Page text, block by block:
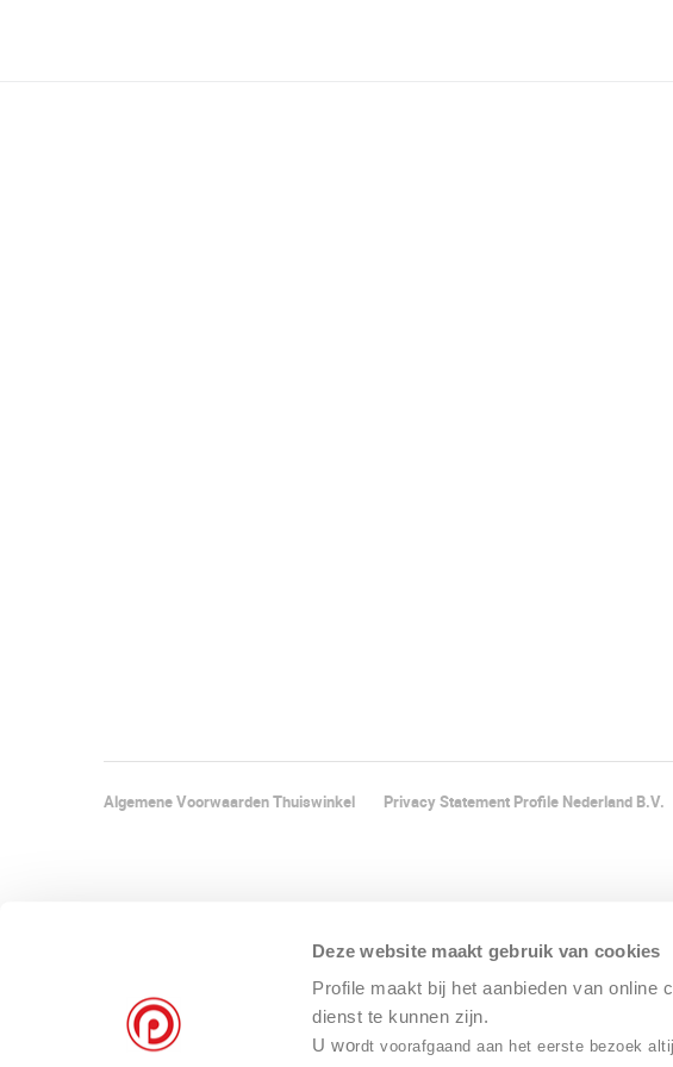
Deze website maakt gebruik van cookies
Profile maakt bij het aanbieden van online
dienst te kunnen zijn.
U wordt voorafgaand aan het eerste bezoek
Algemene Voorwaarden Thuiswinkel Privacy Statement Profile Nederland B.V.